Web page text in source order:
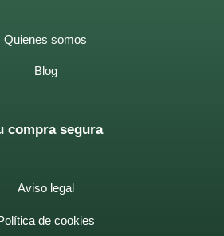
Quienes somos
Blog
compra segura
Aviso legal
de cookies